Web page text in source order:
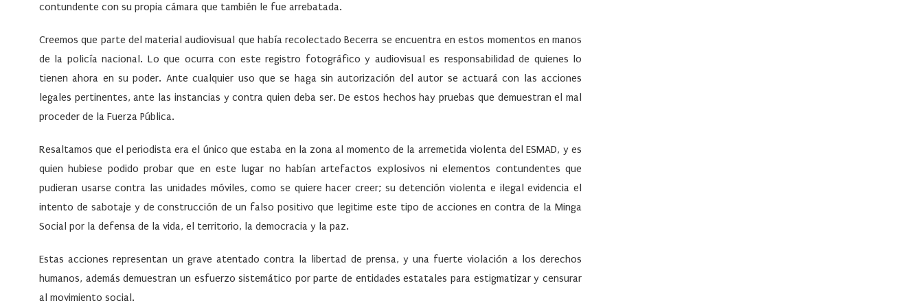
contundente con su propia cámara que también le fue arrebatada.
Creemos que parte del material audiovisual que había recolectado Becerra se encuentra en estos momentos en manos
de la policía nacional. Lo que ocurra con este registro fotográfico y audiovisual es responsabilidad de quienes lo
tienen ahora en su poder. Ante cualquier uso que se haga sin autorización del autor se actuará con las acciones
legales pertinentes, ante las instancias y contra quien deba ser. De estos hechos hay pruebas que demuestran el mal
proceder de la Fuerza Pública.
Resaltamos que el periodista era el único que estaba en la zona al momento de la arremetida violenta del ESMAD, y es
quien hubiese podido probar que en este lugar no habían artefactos explosivos ni elementos contundentes que
pudieran usarse contra las unidades móviles, como se quiere hacer creer; su detención violenta e ilegal evidencia el
intento de sabotaje y de construcción de un falso positivo que legitime este tipo de acciones en contra de la Minga
Social por la defensa de la vida, el territorio, la democracia y la paz.
Estas acciones representan un grave atentado contra la libertad de prensa, y una fuerte violación a los derechos
humanos, además demuestran un esfuerzo sistemático por parte de entidades estatales para estigmatizar y censurar
al movimiento social.